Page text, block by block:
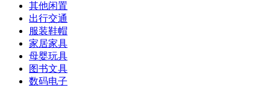
其他闲置
出行交通
服装鞋帽
家居家具
母婴玩具
图书文具
数码电子